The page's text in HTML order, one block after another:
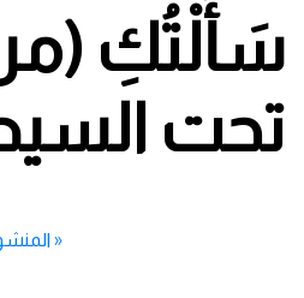
سَأَلْتُكِ
تحت
«